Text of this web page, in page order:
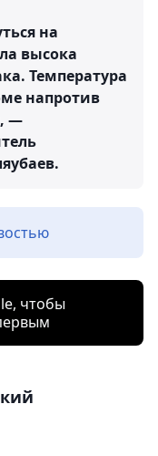
на
высока
Температура
напротив
—
чтобы